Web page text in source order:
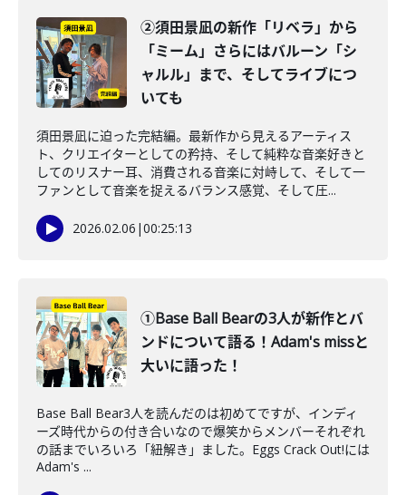
②須田景凪の新作「リベラ」から
「ミーム」さらにはバルーン「シ
ャルル」まで、そしてライブにつ
いても
須田景凪に迫った完結編。最新作から見えるアーティス
ト、クリエイターとしての矜持、そして純粋な音楽好きと
してのリスナー耳、消費される音楽に対峙して、そして一
ファンとして音楽を捉えるバランス感覚、そして圧...
2026.02.06 |00:25:13
①Base Ball Bearの3人が新作とバ
ンドについて語る！Adam's missと
大いに語った！
Base Ball Bear3人を読んだのは初めてですが、インディ
ーズ時代からの付き合いなので爆笑からメンバーそれぞれ
の話までいろいろ「紐解き」ました。Eggs Crack Out!には
Adam's ...